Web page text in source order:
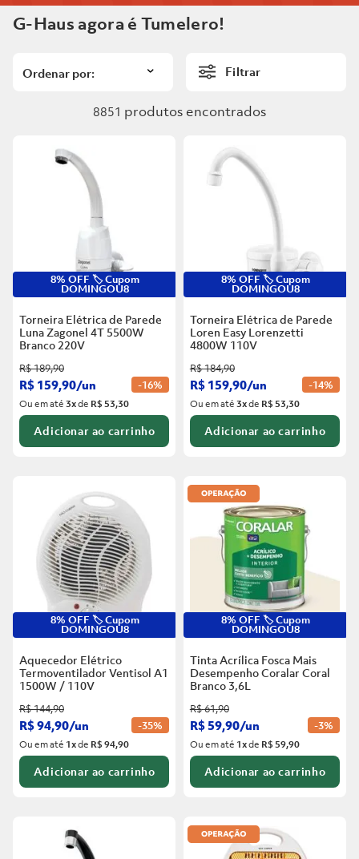
G-Haus agora é Tumelero!
Filtrar
8851 produtos
8% OFF 🏷️ Cupom
DOMINGOU8
Torneira Elétrica de Parede
Luna Zagonel 4T 5500W
Branco 220V
R$189,90
R$ 159,90/un -16%
Ou em até3xde R$ 53,30
Adicionar ao carrinho
8% OFF 🏷️ Cupom
DOMINGOU8
Torneira Elétrica de Parede
Loren Easy Lorenzetti
4800W 110V
R$184,90
R$ 159,90/un -14%
Ou em até3xde R$ 53,30
Adicionar ao carrinho
8% OFF 🏷️ Cupom
DOMINGOU8
Aquecedor Elétrico
Termoventilador Ventisol A1
1500W / 110V
R$144,90
R$94,90/un -35%
Ou em até 1xde R$ 94,90
Adicionar ao carrinho
8% OFF 🏷️ Cupom
DOMINGOU8
Tinta Acrílica Fosca Mais
Desempenho Coralar Coral
Branco 3,6L
R$61,90
R$59,90/un -3%
Ou em até 1xde R$ 59,90
Adicionar ao carrinho
8º Vaso Sanitário
8º Vaso Sanitário
Rodapé